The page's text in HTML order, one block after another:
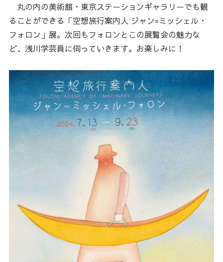
丸の内の美術館・東京ステーションギャラリーでも観
ることができる「空想旅行案内人 ジャン=ミッシェル・
フォロン」展。次回もフォロンとこの展覧会の魅力な
ど、浅川学芸員に伺っていきます。お楽しみに！